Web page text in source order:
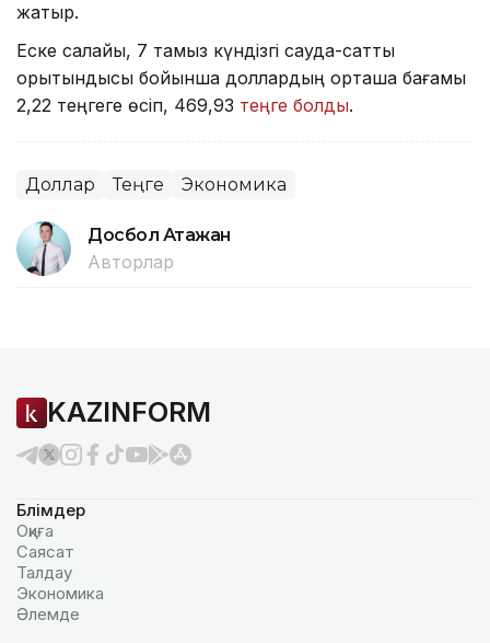
жатыр.
Еске салайық, 7 тамыз күндізгі сауда-саттық
қорытындысы бойынша доллардың орташа бағамы
2,22 теңгеге өсіп, 469,93 теңге болды.
Доллар Теңге Экономика
Досбол Атажан
Авторлар
KAZINFORM
Бөлімдер
Оқиға
Саясат
Талдау
Экономика
Әлемде